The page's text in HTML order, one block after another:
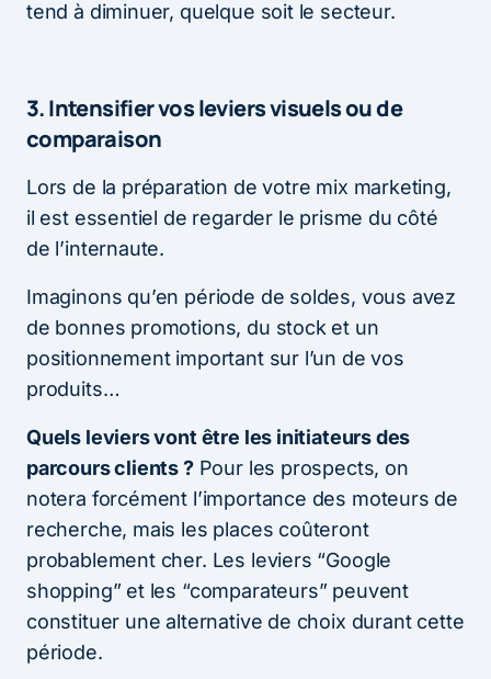
tend à diminuer, quelque soit le secteur.
3. Intensifier vos leviers visuels ou de
comparaison
Lors de la préparation de votre mix marketing,
il est essentiel de regarder le prisme du côté
de l’internaute.
Imaginons qu’en période de soldes, vous avez
de bonnes promotions, du stock et un
positionnement important sur l’un de vos
produits…
Quels leviers vont être les initiateurs des
parcours clients ?Pour les prospects, on
notera forcément l’importance des moteurs de
recherche, mais les places coûteront
probablement cher. Les leviers “Google
shopping” et les “comparateurs” peuvent
constituer une alternative de choix durant cette
période.